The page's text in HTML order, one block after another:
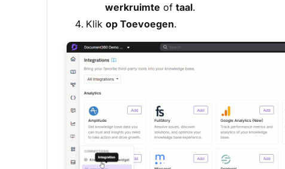
werkruimte of taal.
Klik op Toevoegen.